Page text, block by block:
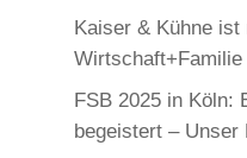
Kaiser & Kühne
Wirtschaft+Familie
FSB 2025 in Köln:
begeistert – Unser